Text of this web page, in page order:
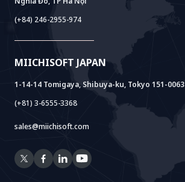
(+84) 246-2955-974
MIICHISOFT JAPAN
1-14-14 Tomigaya, Shibuya-ku, Tokyo 151-0063
(+81) 3-6555-3368
sales@miichisoft.com
Power Lab
Cloud Lab
Meet AI+
AI+ Package
RAG Package
Mô Hình BOT
Hỗ Trợ Thành Lập Pháp Nhân